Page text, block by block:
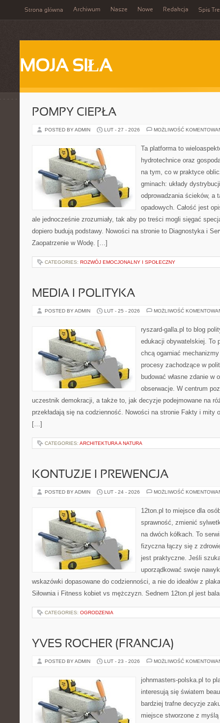
Strona główna Archiwum Nasze Nowe Redakcja Spis
MOJA SIŁA
POMPY CIEPŁA
POSTED BY ADMIN LUT - 27 - 2026 MOŻLIWOŚĆ
Ta platforma to
hydrotechnice oraz
na tym, co w praktyce
gminach: układy
odprowadzania ścieków, a
opadowych. Całość jest
ale jednocześnie zrozumiały, tak aby po treści mogli sięgać
dopiero budują podstawy. Nowości na stronie to Diagnostyka i
Zaopatrzenie w Wodę. […]
CATEGORIES: ROZWÓJ EMOCJONALNY I SPOŁECZNY
MEDIA I POLITYKA
POSTED BY ADMIN LUT - 25 - 2026 MOŻLIWOŚĆ
ryszard-galla.pl to blog
edukacji obywatelskiej. To
chcą ogarniać
procesy zachodzące w
budować własne zdanie w
obserwacje. W centrum
uczestnik demokracji, a także to, jak decyzje podejmowane na
przekładają się na codzienność. Nowości na stronie Fakty i mity
[…]
CATEGORIES: ARCHITEKTURA A NATURA
KONTUZJE I PREWENCJA
POSTED BY ADMIN LUT - 24 - 2026 MOŻLIWOŚĆ
12ton.pl to miejsce dla
sprawność, zmienić
na dwóch kółkach. To
fizyczna łączy się z
jest praktyczne. Jeśli
uporządkować swoje
wskazówki dopasowane do codzienności, a nie do ideałów z
Siłownia i Fitness kobiet vs mężczyzn. Sednem 12ton.pl jest
CATEGORIES: OGRODZENIA
YVES ROCHER (FRANCJA)
POSTED BY ADMIN LUT - 23 - 2026 MOŻLIWOŚĆ
johnmasters-polska.pl to
interesują się światem
bardziej trafne decyzje
miejsce stworzone z